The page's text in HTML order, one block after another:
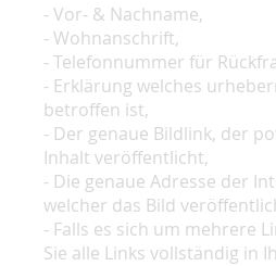
- Vor- & Nachname,
- Wohnanschrift,
- Telefonnummer für
- Erklärung welches
betroffen ist,
- Der genaue Bildlink, der
Inhalt veröffentlicht,
- Die genaue Adresse der
welcher das Bild
- Falls es sich um mehrere
Sie alle Links vollständig in